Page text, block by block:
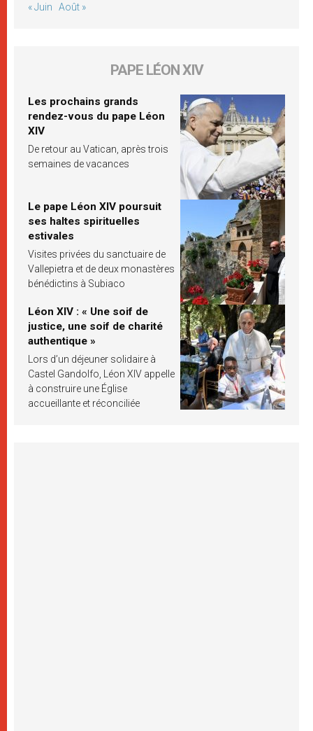
« Juin Août »
PAPE LÉON XIV
Les prochains grands
rendez-vous du pape Léon
XIV
De retour au Vatican, après trois
semaines de vacances
Le pape Léon XIV poursuit
ses haltes spirituelles
estivales
Visites privées du sanctuaire de
Vallepietra et de deux monastères
bénédictins à Subiaco
Léon XIV : « Une soif de
justice, une soif de charité
authentique »
Lors d’un déjeuner solidaire à
Castel Gandolfo, Léon XIV appelle
à construire une Église
accueillante et réconciliée